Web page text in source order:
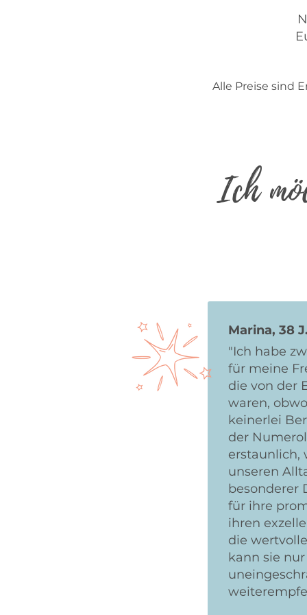
Alle Preise sind
Ich
Marina, 38
"Ich habe
für meine
die von der
waren,
keinerlei
der
erstaunlich,
unseren
besonderer
für ihre
ihren
die
kann sie